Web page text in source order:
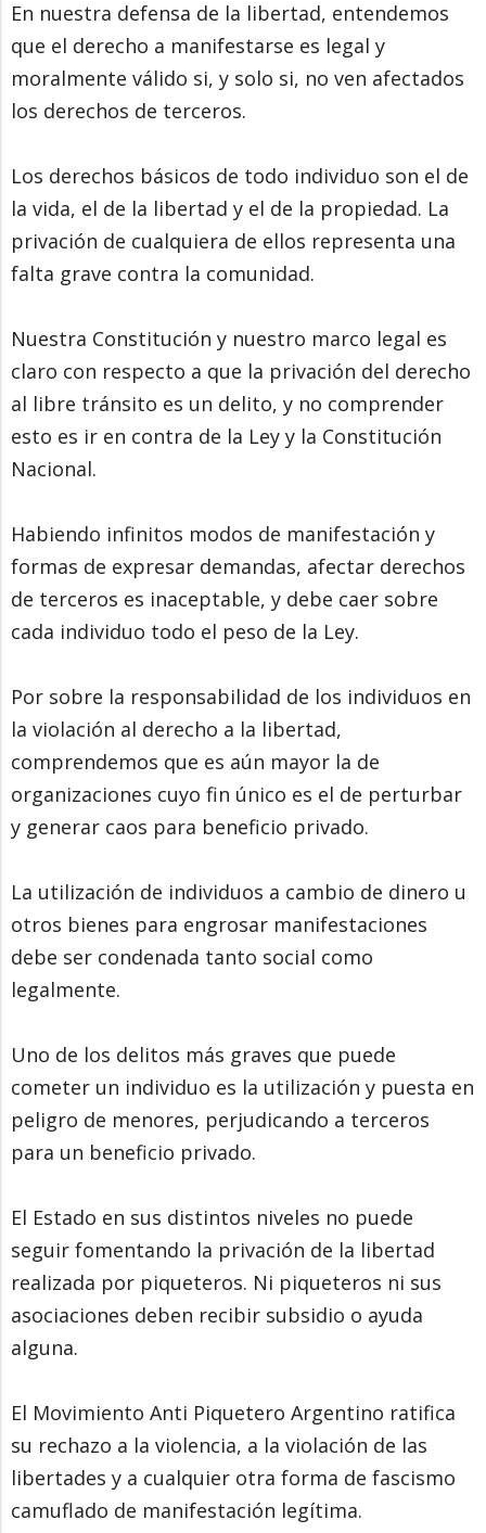
En nuestra defensa de la libertad, entendemos
que el derecho a manifestarse es legal y
moralmente válido si, y solo si, no ven afectados
los derechos de terceros.
Los derechos básicos de todo individuo son el de
la vida, el de la libertad y el de la propiedad. La
privación de cualquiera de ellos representa una
falta grave contra la comunidad.
Nuestra Constitución y nuestro marco legal es
claro con respecto a que la privación del derecho
al libre tránsito es un delito, y no comprender
esto es ir en contra de la Ley y la Constitución
Nacional.
Habiendo infinitos modos de manifestación y
formas de expresar demandas, afectar derechos
de terceros es inaceptable, y debe caer sobre
cada individuo todo el peso de la Ley.
Por sobre la responsabilidad de los individuos en
la violación al derecho a la libertad,
comprendemos que es aún mayor la de
organizaciones cuyo fin único es el de perturbar
y generar caos para beneficio privado.
La utilización de individuos a cambio de dinero u
otros bienes para engrosar manifestaciones
debe ser condenada tanto social como
legalmente.
Uno de los delitos más graves que puede
cometer un individuo es la utilización y puesta en
peligro de menores, perjudicando a terceros
para un beneficio privado.
El Estado en sus distintos niveles no puede
seguir fomentando la privación de la libertad
realizada por piqueteros. Ni piqueteros ni sus
asociaciones deben recibir subsidio o ayuda
alguna.
El Movimiento Anti Piquetero Argentino ratifica
su rechazo a la violencia, a la violación de las
libertades y a cualquier otra forma de fascismo
camuflado de manifestación legítima.